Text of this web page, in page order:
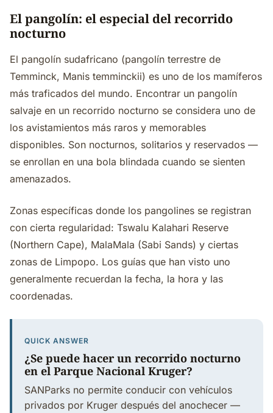
El pangolín: el especial del recorrido
nocturno
El pangolín sudafricano (pangolín terrestre de
Temminck, Manis temminckii) es uno de los mamíferos
más traficados del mundo. Encontrar un pangolín
salvaje en un recorrido nocturno se considera uno de
los avistamientos más raros y memorables
disponibles. Son nocturnos, solitarios y reservados —
se enrollan en una bola blindada cuando se sienten
amenazados.
Zonas específicas donde los pangolines se registran
con cierta regularidad: Tswalu Kalahari Reserve
(Northern Cape), MalaMala (Sabi Sands) y ciertas
zonas de Limpopo. Los guías que han visto uno
generalmente recuerdan la fecha, la hora y las
coordenadas.
QUICK ANSWER
¿Se puede hacer un recorrido nocturno
en el Parque Nacional Kruger?
SANParks no permite conducir con vehículos
privados por Kruger después del anochecer —